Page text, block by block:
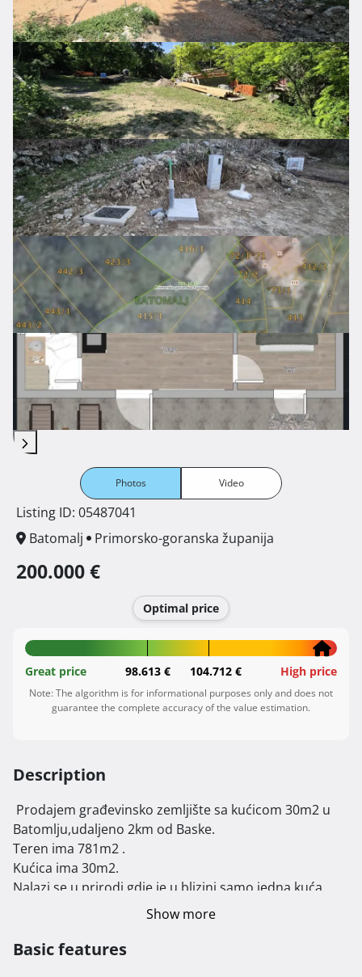
Photos Video
Listing ID: 05487041
Batomalj
Primorsko-goranska županija
200.000 €
Optimal price
Great price 98.613 € 104.712 € High price
Note: The algorithm is for informational purposes only and does not
guarantee the complete accuracy of the value estimation.
Description
Batomlju,udaljeno 2km od Baske.
Teren ima 781m2 .
Kućica ima 30m2.
Nalazi se u prirodi gdje je u blizini samo jedna kuća.
Do terena se može sa autom, napravljen je novi put.
Na kučici je novi krov kao i sve ostalo.
Show more
Basic features